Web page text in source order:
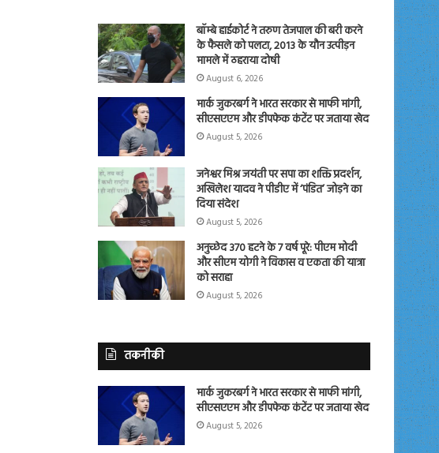
बॉम्बे हाईकोर्ट ने तरुण तेजपाल की बरी करने
के फैसले को पलटा, 2013 के यौन उत्पीड़न
मामले में ठहराया दोषी
August 6, 2026
मार्क जुकरबर्ग ने भारत सरकार से माफी मांगी,
सीएसएएम और डीपफेक कंटेंट पर जताया खेद
August 5, 2026
जनेश्वर मिश्र जयंती पर सपा का शक्ति प्रदर्शन,
अखिलेश यादव ने पीडीए में ‘पंडित’ जोड़ने का
दिया संदेश
August 5, 2026
अनुच्छेद 370 हटने के 7 वर्ष पूरे: पीएम मोदी
और सीएम योगी ने विकास व एकता की यात्रा
को सराहा
August 5, 2026
तकनीकी
मार्क जुकरबर्ग ने भारत सरकार से माफी मांगी,
सीएसएएम और डीपफेक कंटेंट पर जताया खेद
August 5, 2026